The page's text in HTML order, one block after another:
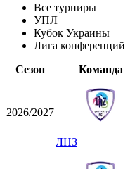
Все турниры
УПЛ
Кубок Украины
Лига конференций
Сезон
Команда
2026/2027
ЛНЗ